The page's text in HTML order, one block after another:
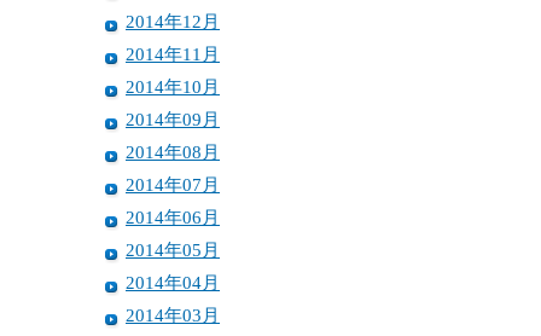
2014年12月
2014年11月
2014年10月
2014年09月
2014年08月
2014年07月
2014年06月
2014年05月
2014年04月
2014年03月